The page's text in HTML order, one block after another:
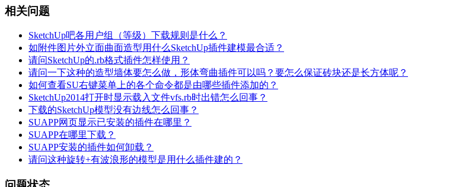
相关问题
SketchUp吧各用户组（等级）下载规则是什么？
如附件图片外立面曲面造型用什么SketchUp插件建模最合适？
请问SketchUp的.rb格式插件怎样使用？
请问一下这种的造型墙体要怎么做，形体弯曲插件可以吗？要怎么保证砖块还是长方体呢？
如何查看SU右键菜单上的各个命令都是由哪些插件添加的？
SketchUp2014打开时显示载入文件vfs.rb时出错怎么回事？
下载的SketchUp模型没有边线怎么回事？
SUAPP网页显示已安装的插件在哪里？
SUAPP在哪里下载？
SUAPP安装的插件如何卸载？
请问这种旋转+有波浪形的模型是用什么插件建的？